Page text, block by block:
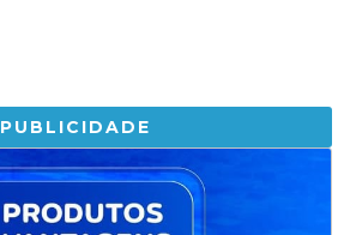
PUBLICIDADE